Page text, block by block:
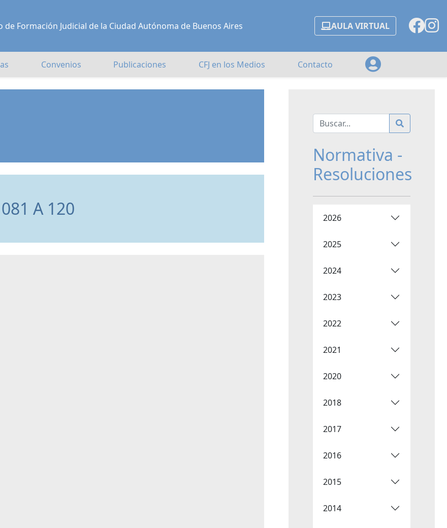
de Formación Judicial de la Ciudad Autónoma de Buenos Aires AULA VIRTUAL
Convenios Publicaciones CFJ en los Medios Contacto
A 120
Normativa -
Resoluciones
2026
2025
2024
2023
2022
2021
2020
2018
2017
2016
2015
2014